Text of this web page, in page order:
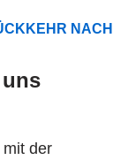
NACH
der